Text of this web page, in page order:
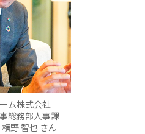
ム株式会社
総務部人事課
野 智也 さん